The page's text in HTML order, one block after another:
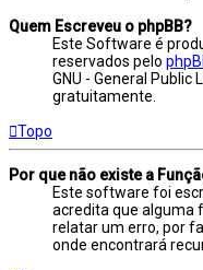
Quem Escreveu o phpBB?
Este Software é
reservados pelo
GNU - General Public
gratuitamente.
Topo
Por que não existe a
Este software foi
acredita que alguma
relatar um erro, por
onde encontrará